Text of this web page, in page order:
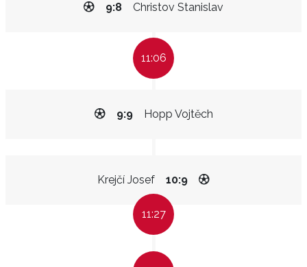
Christov Stanislav
9:8
11:06
Hopp Vojtěch
9:9
Krejčí Josef 10:9
11:27